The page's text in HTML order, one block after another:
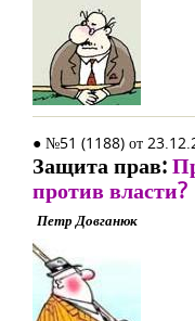
● №51 (1188) от
Защита прав:
против власти?
Петр Довганюк